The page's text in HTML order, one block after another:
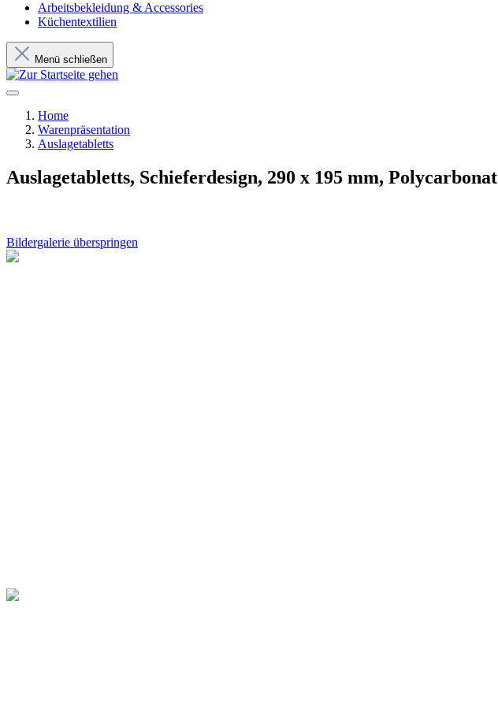
Arbeitsbekleidung & Accessories
Küchentextilien
Menü schließen
Home
Warenpräsentation
Auslagetabletts
Auslagetabletts, Schieferdesign, 290 x 195 mm, Polycarbonat
Bildergalerie überspringen